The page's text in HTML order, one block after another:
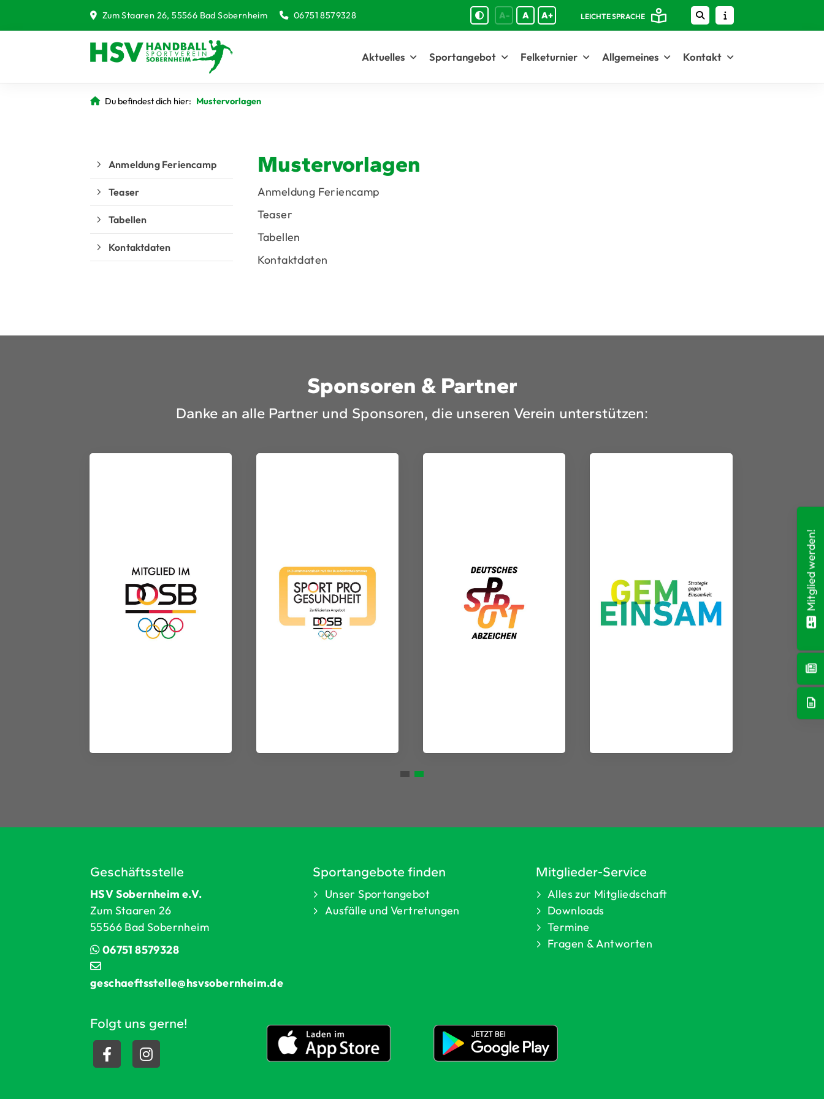
Zum Staaren 26, 55566 Bad Sobernheim 06751 8579328 A- A A+ LEICHTE SPRACHE
Aktuelles Sportangebot Felketurnier Allgemeines Kontakt
Du befindest dich hier: Mustervorlagen
Mustervorlagen
Anmeldung Feriencamp
Teaser
Tabellen
Kontaktdaten
Anmeldung Feriencamp
Teaser
Tabellen
Kontaktdaten
Sponsoren & Partner
Danke an alle Partner und Sponsoren, die unseren Verein unterstützen:
Geschäftsstelle
HSV Sobernheim e.V.
Zum Staaren 26
55566 Bad Sobernheim
06751 8579328
geschaeftsstelle@hsvsobernheim.de
Sportangebote finden
Unser Sportangebot
Ausfälle und Vertretungen
Mitglieder-Service
Alles zur Mitgliedschaft
Downloads
Termine
Fragen & Antworten
Folgt uns gerne!
Mitglied werden!
Sportangebote finden Mitglieder-Service
Termine
Fragen & Antworten
Geschäftsstelle
06751 8579328